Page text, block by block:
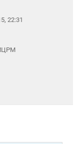
22:31